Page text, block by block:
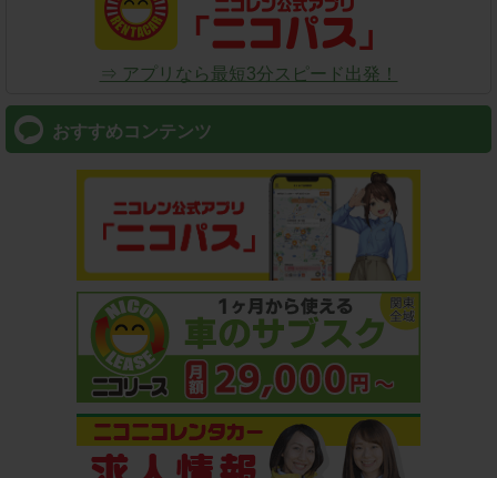
⇒ アプリなら最短3分スピード出発！
おすすめコンテンツ